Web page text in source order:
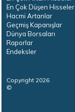
En Çok Düşen Hisseler
Hacmi Artanlar
Geçmiş Kapanışlar
Dünya Borsaları
Raporlar
Endeksler
Copyright 2026
©